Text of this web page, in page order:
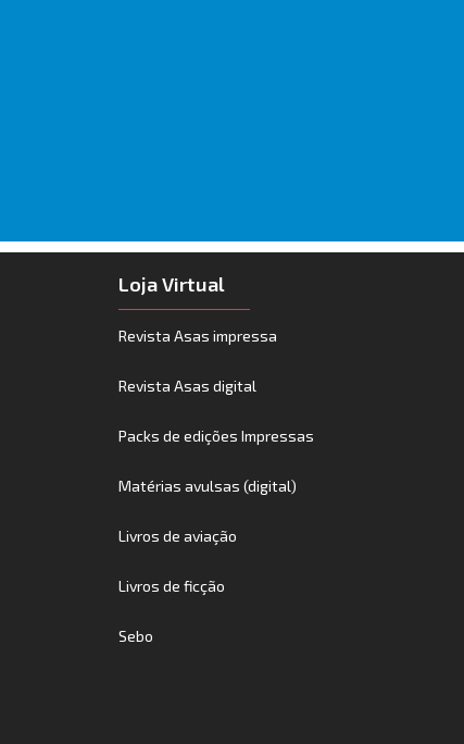
Loja Virtual
Revista Asas impressa
Revista Asas digital
Packs de edições Impressas
Matérias avulsas (digital)
Livros de aviação
Livros de ficção
Sebo